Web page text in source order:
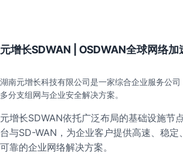
元增长SDWAN | OSDWAN全球网络加
湖南元增长科技有限公司是一家综合企业服务公
多分支组网与企业安全解决方案。
元增长SDWAN依托广泛布局的基础设施节
台与SD-WAN，为企业客户提供高速、稳定
可靠的企业网络解决方案。